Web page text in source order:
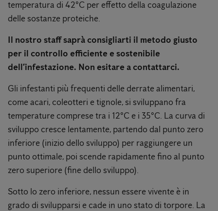
temperatura di 42°C per effetto della coagulazione
delle sostanze proteiche.
Il nostro staff saprà consigliarti il metodo giusto
per il controllo efficiente e sostenibile
dell’infestazione. Non esitare a contattarci.
Gli infestanti più frequenti delle derrate alimentari,
come acari, coleotteri e tignole, si sviluppano fra
temperature comprese tra i 12°C e i 35°C. La curva di
sviluppo cresce lentamente, partendo dal punto zero
inferiore (inizio dello sviluppo) per raggiungere un
punto ottimale, poi scende rapidamente fino al punto
zero superiore (fine dello sviluppo).
Sotto lo zero inferiore, nessun essere vivente è in
grado di svilupparsi e cade in uno stato di torpore. La